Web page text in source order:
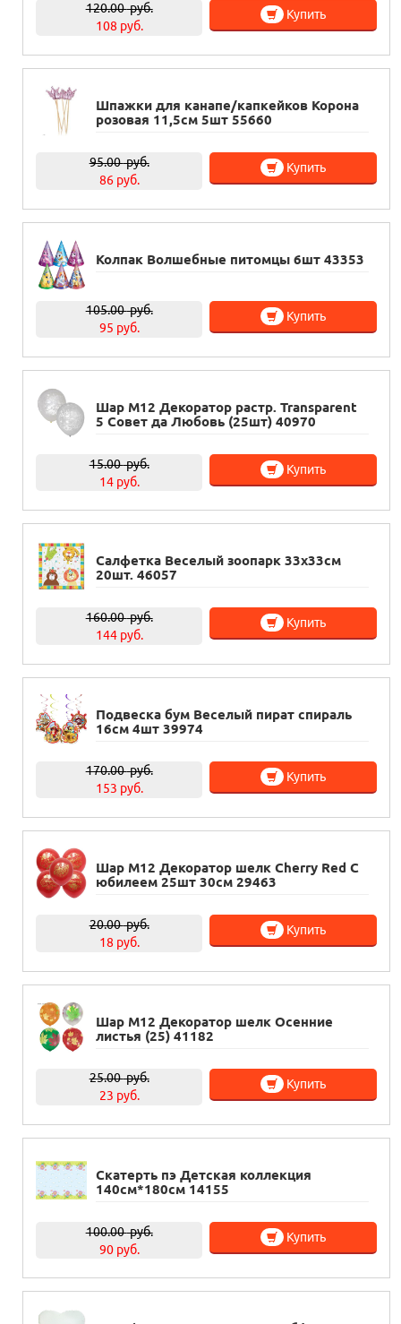
120.00руб.
108 руб.
Купить
Шпажки для канапе/капкейков Корона
розовая 11,5см 5шт 55660
95.00руб.
86 руб.
Купить
Колпак Волшебные питомцы 6шт 43353
105.00руб.
95 руб.
Купить
Шар М12 Декоратор растр. Transparent
5 Совет да Любовь (25шт) 40970
15.00руб.
14 руб.
Купить
Салфетка Веселый зоопарк 33х33см
20шт. 46057
160.00руб.
144 руб.
Купить
Подвеска бум Веселый пират спираль
16см 4шт 39974
170.00руб.
153 руб.
Купить
Шар М12 Декоратор шелк Cherry Red С
юбилеем 25шт 30см 29463
20.00руб.
18 руб.
Купить
Шар М12 Декоратор шелк Осенние
листья (25) 41182
25.00руб.
23 руб.
Купить
Скатерть пэ Детская коллекция
140см*180см 14155
100.00руб.
90 руб.
Купить